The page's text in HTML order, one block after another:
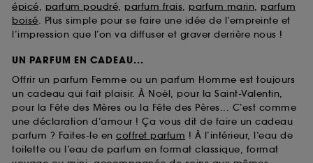
épicé, parfum poudré, parfum frais, parfum marin, parfum
boisé. Plus simple pour se faire une idée de l’empreinte et
l’impression que l’on va diffuser et graver derrière nous !
UN PARFUM EN CADEAU...
Offrir un parfum Femme ou un parfum Homme est toujours
un cadeau qui fait plaisir. À Noël, pour la Saint-Valentin,
pour la Fête des Mères ou la Fête des Pères... C’est comme
une déclaration d’amour ! Ça vous dit de faire un cadeau
parfum ? Faites-le en coffret parfum ! À l’intérieur, l’eau de
toilette ou l’eau de parfum en format classique, format